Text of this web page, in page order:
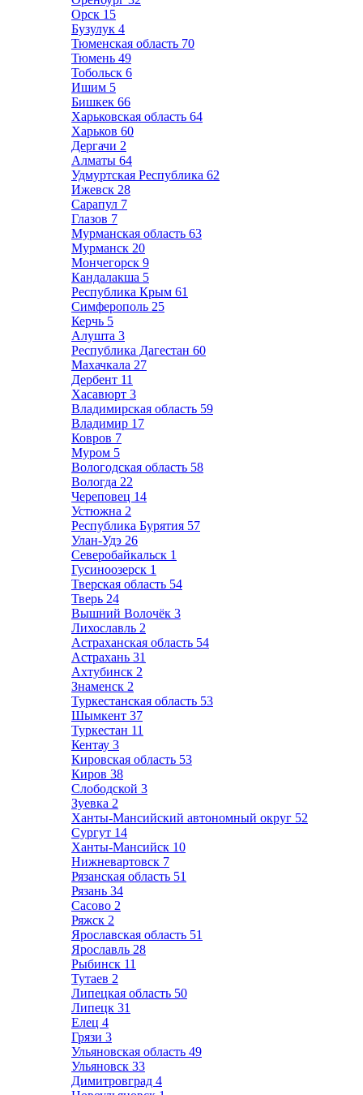
Орск 15
Бузулук 4
Тюменская область 70
Тюмень 49
Тобольск 6
Ишим 5
Бишкек 66
Харьковская область 64
Харьков 60
Дергачи 2
Алматы 64
Удмуртская Республика 62
Ижевск 28
Сарапул 7
Глазов 7
Мурманская область 63
Мурманск 20
Мончегорск 9
Кандалакша 5
Республика Крым 61
Симферополь 25
Керчь 5
Алушта 3
Республика Дагестан 60
Махачкала 27
Дербент 11
Хасавюрт 3
Владимирская область 59
Владимир 17
Ковров 7
Муром 5
Вологодская область 58
Вологда 22
Череповец 14
Устюжна 2
Республика Бурятия 57
Улан-Удэ 26
Северобайкальск 1
Гусиноозерск 1
Тверская область 54
Тверь 24
Вышний Волочёк 3
Лихославль 2
Астраханская область 54
Астрахань 31
Ахтубинск 2
Знаменск 2
Туркестанская область 53
Шымкент 37
Туркестан 11
Кентау 3
Кировская область 53
Киров 38
Слободской 3
Зуевка 2
Ханты-Мансийский автономный округ 52
Сургут 14
Ханты-Мансийск 10
Нижневартовск 7
Рязанская область 51
Рязань 34
Сасово 2
Ряжск 2
Ярославская область 51
Ярославль 28
Рыбинск 11
Тутаев 2
Липецкая область 50
Липецк 31
Елец 4
Грязи 3
Ульяновская область 49
Ульяновск 33
Димитровград 4